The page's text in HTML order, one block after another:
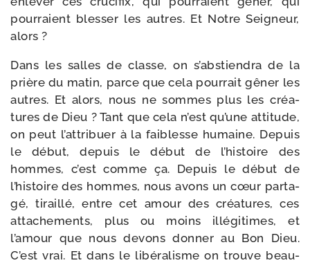
pour­raient bles­ser les autres. Et Notre Seigneur,
alors ?
Dans les salles de classe, on s’abstiendra de la
prière du matin, parce que cela pour­rait gêner les
autres. Et alors, nous ne sommes plus les créa­
tures de Dieu ? Tant que cela n’est qu’une atti­tude,
on peut l’attribuer à la fai­blesse humaine. Depuis
le début, depuis le début de l’histoire des
hommes, c’est comme ça. Depuis le début de
l’histoire des hommes, nous avons un cœur par­ta­
gé, tiraillé, entre cet amour des créa­tures, ces
atta­che­ments, plus ou moins illé­gi­times, et
l’amour que nous devons don­ner au Bon Dieu.
C’est vrai. Et dans le libé­ra­lisme on trouve beau­